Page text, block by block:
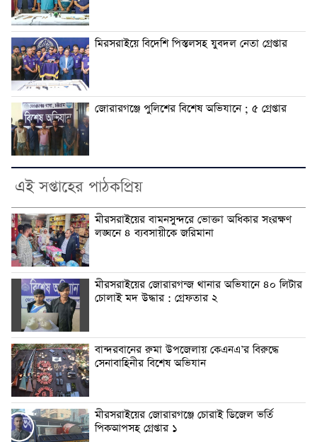
মিরসরাইয়ে বিদেশি পিস্তলসহ যুবদল নেতা গ্রেপ্তার
জোরারগঞ্জে পুলিশের বিশেষ অভিযানে ; ৫ গ্রেপ্তার
এই সপ্তাহের পাঠকপ্রিয়
মীরসরাইয়ের বামনসুন্দরে ভোক্তা অধিকার সংরক্ষণ
লঙ্ঘনে ৪ ব্যবসায়ীকে জরিমানা
মীরসরাইয়ের জোরারগন্জ থানার অভিযানে ৪০ লিটার
চোলাই মদ উদ্ধার : গ্রেফতার ২
বান্দরবানের রুমা উপজেলায় কেএনএ’র বিরুদ্ধে
সেনাবাহিনীর বিশেষ অভিযান
মীরসরাইয়ের জোরারগঞ্জে চোরাই ডিজেল ভর্তি
পিকআপসহ গ্রেপ্তার ১